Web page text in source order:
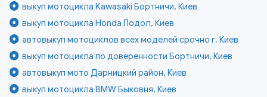
выкуп мотоцикла Kawasaki Бортничи, Киев
выкуп мотоцикла Honda Подол, Киев
автовыкуп мотоциклов всех моделей срочно г. Киев
выкуп мотоцикла по доверенности Бортничи, Киев
автовыкуп мото Дарницкий район, Киев
выкуп мотоцикла BMW Быковня, Киев